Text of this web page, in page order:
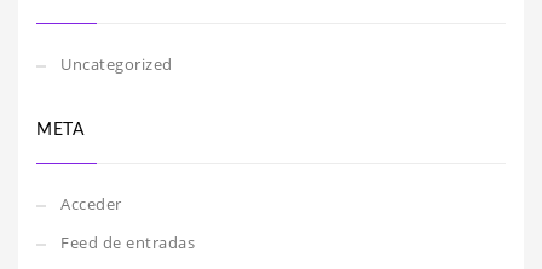
Uncategorized
META
Acceder
Feed de entradas